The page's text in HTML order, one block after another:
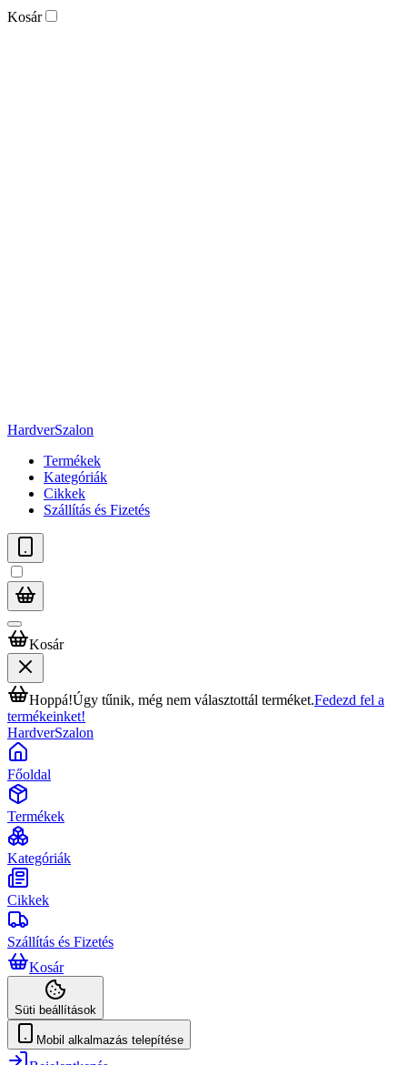
Kosár
HardverSzalon
Termékek
Kategóriák
Cikkek
Szállítás és Fizetés
Kosár
Hoppá!Úgy tűnik, még nem választottál terméket.Fedezd fel a
termékeinket!
HardverSzalon
Főoldal
Termékek
Kategóriák
Cikkek
Szállítás és Fizetés
Kosár
Süti beállítások
Mobil alkalmazás telepítése